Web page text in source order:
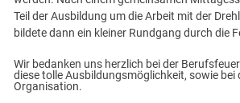
Teil der Ausbildung um die Arbeit mit der
bildete dann ein kleiner Rundgang durch die
Wir bedanken uns herzlich bei der
diese tolle Ausbildungsmöglichkeit, sowie bei
Organisation.